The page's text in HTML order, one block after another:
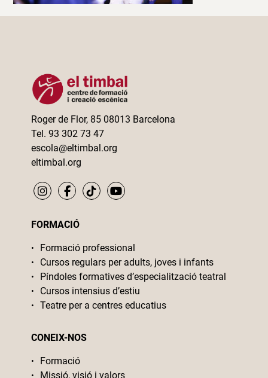
Roger de Flor, 85 08013 Barcelona
Tel. 93 302 73 47
escola@eltimbal.org
eltimbal.org
FORMACIÓ
Formació professional
Cursos regulars per adults, joves i infants
Píndoles formatives d’especialització teatral
Cursos intensius d’estiu
Teatre per a centres educatius
CONEIX-NOS
Formació
Missió, visió i valors